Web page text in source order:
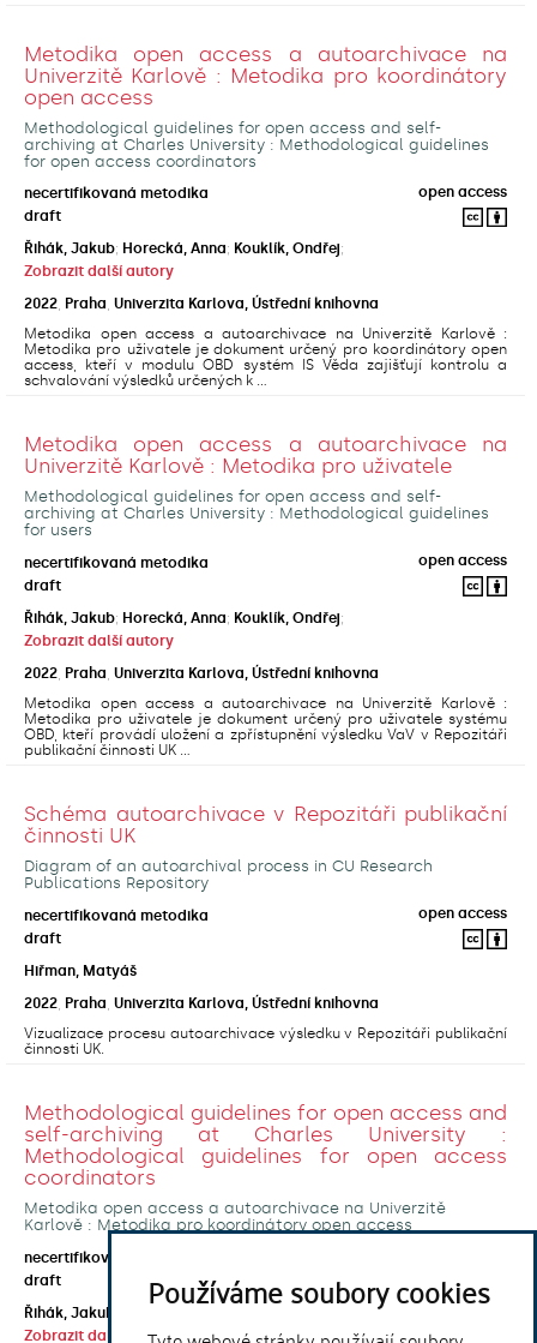
Používáme soubory cookies
Metodika open access a autoarchivace na
Univerzitě Karlově : Metodika pro koordinátory
open access
Methodological guidelines for open access and self-
archiving at Charles University : Methodological guidelines
for open access coordinators
necertifikovaná metodika
open access
draft
Řihák, Jakub; Horecká, Anna; Kouklík, Ondřej;
Zobrazit další autory
2022 Praha Univerzita Karlova, Ústřední knihovna
Metodika open access a autoarchivace na Univerzitě Karlově :
Metodika pro uživatele je dokument určený pro koordinátory open
access, kteří v modulu OBD systém IS Věda zajišťují kontrolu a
schvalování výsledků určených k ...
Metodika open access a autoarchivace na
Univerzitě Karlově : Metodika pro uživatele
Methodological guidelines for open access and self-
archiving at Charles University : Methodological guidelines
for users
necertifikovaná metodika
open access
draft
Řihák, Jakub; Horecká, Anna; Kouklík, Ondřej;
Zobrazit další autory
2022 Praha Univerzita Karlova, Ústřední knihovna
Metodika open access a autoarchivace na Univerzitě Karlově :
Metodika pro uživatele je dokument určený pro uživatele systému
OBD, kteří provádí uložení a zpřístupnění výsledku VaV v Repozitáři
publikační činnosti UK ...
Schéma autoarchivace v Repozitáři publikační
činnosti UK
Diagram of an autoarchival process in CU Research
Publications Repository
necertifikovaná metodika
open access
draft
Hiřman, Matyáš
2022 Praha Univerzita Karlova, Ústřední knihovna
Vizualizace procesu autoarchivace výsledku v Repozitáři publikační
činnosti UK.
Methodological guidelines for open access and
self-archiving at Charles University :
Methodological guidelines for open access
coordinators
Metodika open access a autoarchivace na Univerzitě
Karlově : Metodika pro koordinátory open access
necertifikovaná metodika
draft
Řihák, Jakub
Zobrazit další autory